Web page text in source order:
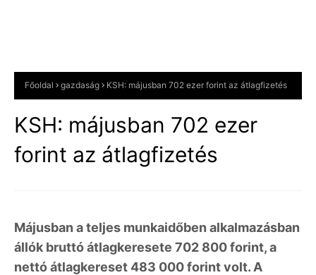
Főoldal gazdaság KSH: májusban 702 ezer forint az átlagfizetés
KSH: májusban 702 ezer
forint az átlagfizetés
Májusban a teljes munkaidőben alkalmazásban
állók bruttó átlagkeresete 702 800 forint, a
nettó átlagkereset 483 000 forint volt. A